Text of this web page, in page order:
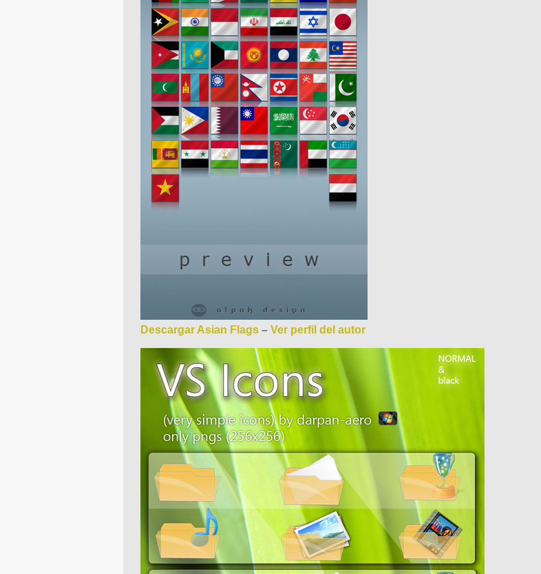
Descargar Asian Flags– Ver perfil del autor